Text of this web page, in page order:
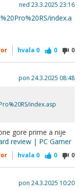
ned 23.3.2025 23:16
index.a
hvala 0 0 0
pon 24.3.2025 08:48
index.asp
gore prime a nije
review | PC Gamer
hvala 0 0 0
pon 24.3.2025 10:20